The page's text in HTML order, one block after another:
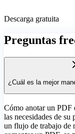
Descarga gratuita
Preguntas
¿Cuál es la mejor
Cómo anotar un PDF
las necesidades de
un flujo de trabajo de